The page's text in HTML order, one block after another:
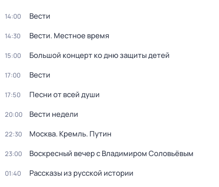
14:00 Вести
14:30 Вести. Местное время
15:00 Большой концерт ко дню защиты детей
17:00 Вести
17:50 Песни от всей души
20:00 Вести недели
22:30 Москва. Кремль. Путин
23:00 Воскресный вечер с Владимиром Соловьёвым
01:40 Рассказы из русской истории